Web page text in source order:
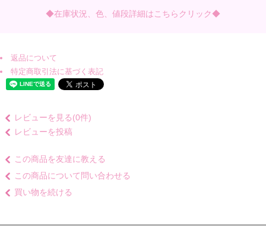
◆在庫状況、色、値段詳細はこちらクリック◆
返品について
特定商取引法に基づく表記
レビューを見る(0件)
レビューを投稿
この商品を友達に教える
この商品について問い合わせる
買い物を続ける